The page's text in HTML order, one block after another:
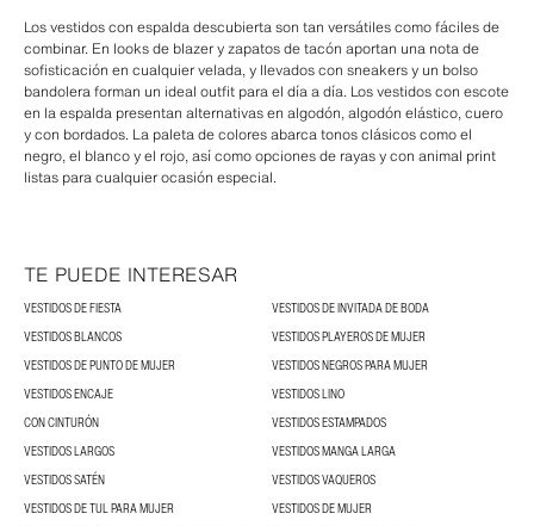
Los vestidos con espalda descubierta son tan versátiles como fáciles de
combinar. En looks de blazer y zapatos de tacón aportan una nota de
sofisticación en cualquier velada, y llevados con sneakers y un bolso
bandolera forman un ideal outfit para el día a día. Los vestidos con escote
en la espalda presentan alternativas en algodón, algodón elástico, cuero
y con bordados. La paleta de colores abarca tonos clásicos como el
negro, el blanco y el rojo, así como opciones de rayas y con animal print
listas para cualquier ocasión especial.
TE PUEDE INTERESAR
VESTIDOS DE FIESTA
VESTIDOS DE INVITADA DE BODA
VESTIDOS BLANCOS
VESTIDOS PLAYEROS DE MUJER
VESTIDOS DE PUNTO DE MUJER
VESTIDOS NEGROS PARA MUJER
VESTIDOS ENCAJE
VESTIDOS LINO
CON CINTURÓN
VESTIDOS ESTAMPADOS
VESTIDOS LARGOS
VESTIDOS MANGA LARGA
VESTIDOS SATÉN
VESTIDOS VAQUEROS
VESTIDOS DE TUL PARA MUJER
VESTIDOS DE MUJER